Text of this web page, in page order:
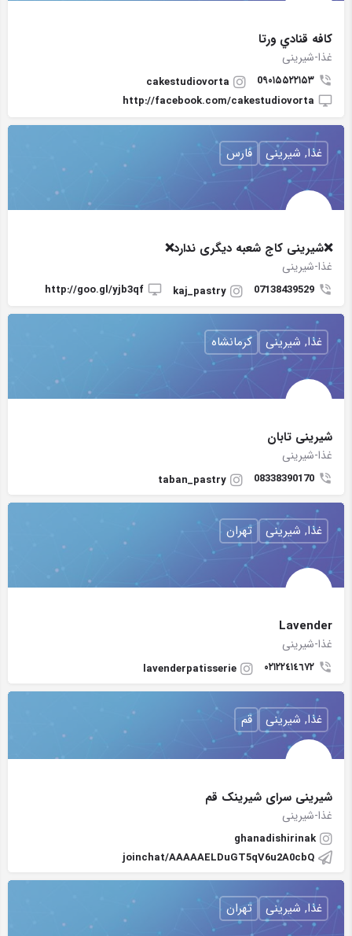
كافه قنادي ورتا
غذا-شیرینی
0۹۰۱۵۵۲۲۱۵۳
cakestudiovorta
http://facebook.com/cakestudiovorta
❌شیرینی کاج شعبه دیگری ندارد❌
غذا-شیرینی
07138439529
kaj_pastry
http://goo.gl/yjb3qf
غذا, شیرینی فارس
شیرینی تابان
غذا-شیرینی
08338390170
taban_pastry
غذا, شیرینی کرمانشاه
Lavender
غذا-شیرینی
۰۲۱٢٢٤١٤٦٧٢ lavenderpatisserie
غذا, شیرینی تهران
شیرینی سرای شیرینک قم
غذا-شیرینی
ghanadishirinak
joinchat/AAAAAELDuGT5qV6u2A0cbQ
غذا, شیرینی قم
غذا, شیرینی تهران